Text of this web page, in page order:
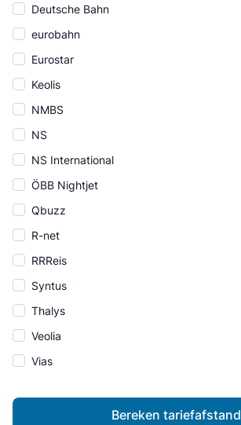
Deutsche Bahn
eurobahn
Eurostar
Keolis
NMBS
NS
NS International
ÖBB Nightjet
Qbuzz
R-net
RRReis
Syntus
Thalys
Veolia
Vias
Bereken tariefafstand